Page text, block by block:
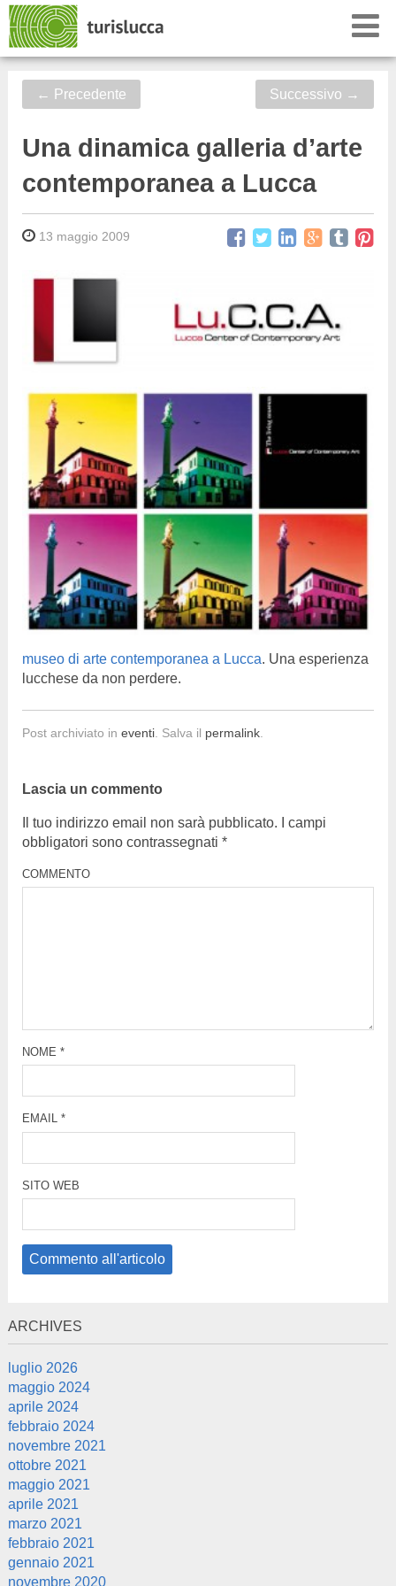
← Precedente Successivo →
Una dinamica galleria d’arte
contemporanea a Lucca
13 maggio 2009
museo di arte contemporanea a Lucca. Una esperienza
lucchese da non perdere.
Post archiviato in eventi. Salva il permalink.
Lascia un commento
Il tuo indirizzo email non sarà pubblicato. I campi
obbligatori sono contrassegnati *
COMMENTO
NOME *
EMAIL *
SITO WEB
ARCHIVES
luglio 2026
maggio 2024
aprile 2024
febbraio 2024
novembre 2021
ottobre 2021
maggio 2021
aprile 2021
marzo 2021
febbraio 2021
gennaio 2021
novembre 2020